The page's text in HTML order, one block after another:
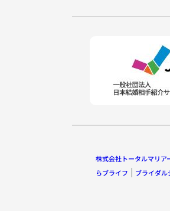
株式会社トータルマリア
らブライフ
ブライダ